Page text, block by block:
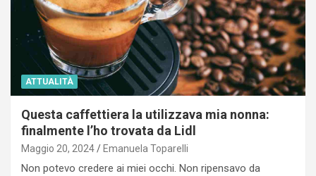
ATTUALITÀ
Questa caffettiera la utilizzava mia nonna:
finalmente l’ho trovata da Lidl
Maggio 20, 2024 Emanuela Toparelli
Non potevo credere ai miei occhi. Non ripensavo da